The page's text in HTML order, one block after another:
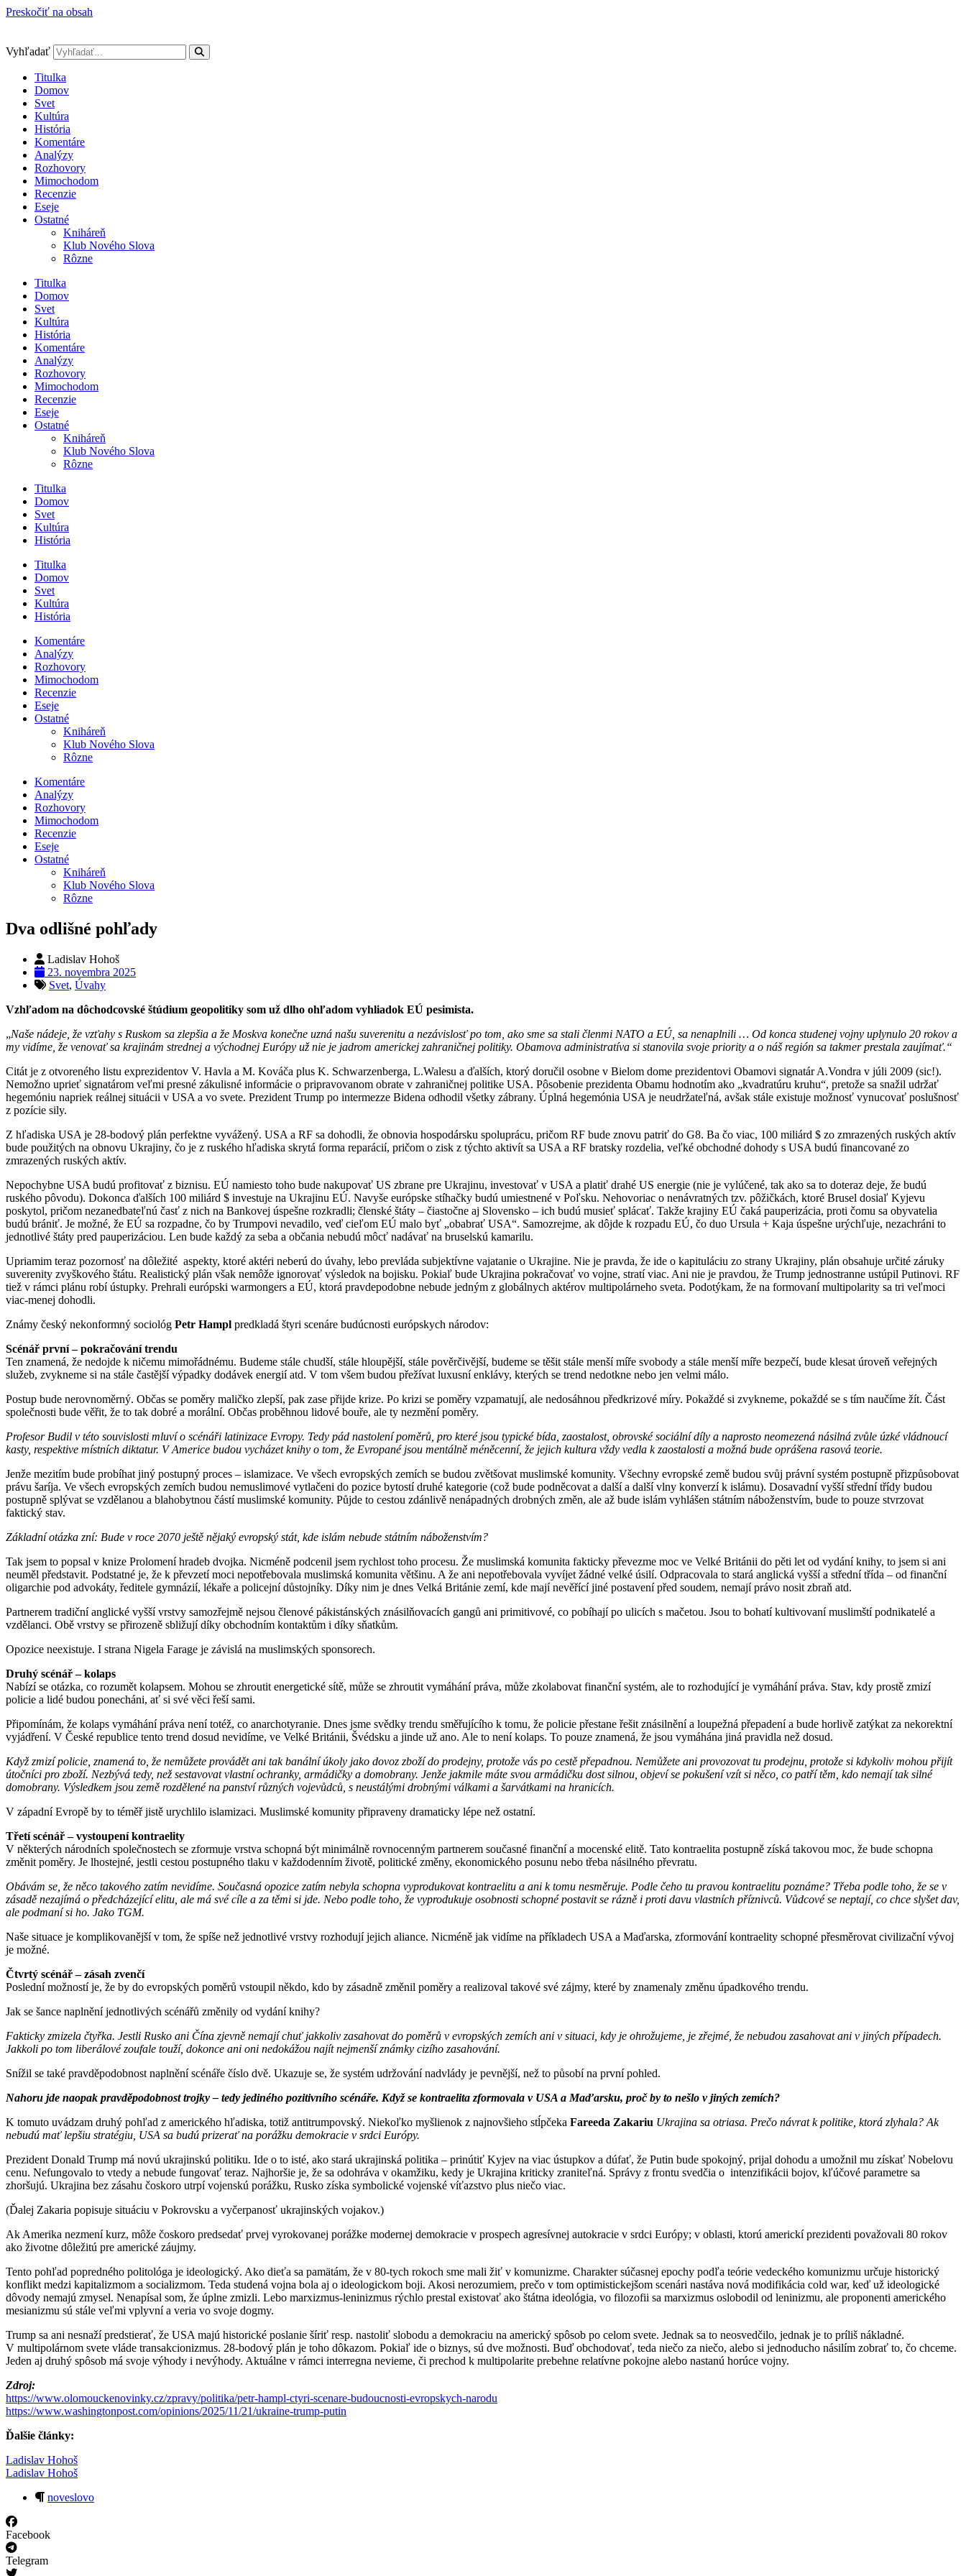
Preskočiť na obsah
Vyhľadať
Titulka
Domov
Svet
Kultúra
História
Komentáre
Analýzy
Rozhovory
Mimochodom
Recenzie
Eseje
Ostatné
Kniháreň
Klub Nového Slova
Rôzne
Titulka
Domov
Svet
Kultúra
História
Komentáre
Analýzy
Rozhovory
Mimochodom
Recenzie
Eseje
Ostatné
Kniháreň
Klub Nového Slova
Rôzne
Titulka
Domov
Svet
Kultúra
História
Titulka
Domov
Svet
Kultúra
História
Komentáre
Analýzy
Rozhovory
Mimochodom
Recenzie
Eseje
Ostatné
Kniháreň
Klub Nového Slova
Rôzne
Komentáre
Analýzy
Rozhovory
Mimochodom
Recenzie
Eseje
Ostatné
Kniháreň
Klub Nového Slova
Rôzne
Dva odlišné pohľady
Ladislav Hohoš
23. novembra 2025
Svet, Úvahy
Vzhľadom na dôchodcovské štúdium geopolitiky som už dlho ohľadom vyhliadok EÚ pesimista.
„Naše nádeje, že vzťahy s Ruskom sa zlepšia a že Moskva konečne uzná našu suverenitu a nezávislosť po tom, ako sme sa stali členmi NATO a EÚ, sa nenaplnili … Od konca studenej vojny uplynulo 20 rokov a
my vidíme, že venovať sa krajinám strednej a východnej Európy už nie je jadrom americkej zahraničnej politiky. Obamova administratíva si stanovila svoje priority a o náš región sa takmer prestala zaujímať.“
Citát je z otvoreného listu exprezidentov V. Havla a M. Kováča plus K. Schwarzenberga, L.Walesu a ďalších, ktorý doručil osobne v Bielom dome prezidentovi Obamovi signatár A.Vondra v júli 2009 (sic!).
Nemožno uprieť signatárom veľmi presné zákulisné informácie o pripravovanom obrate v zahraničnej politike USA. Pôsobenie prezidenta Obamu hodnotím ako „kvadratúru kruhu“, pretože sa snažil udržať
hegemóniu napriek reálnej situácii v USA a vo svete. Prezident Trump po intermezze Bidena odhodil všetky zábrany. Úplná hegemónia USA je neudržateľná, avšak stále existuje možnosť vynucovať poslušnosť
z pozície sily.
Z hľadiska USA je 28-bodový plán perfektne vyvážený. USA a RF sa dohodli, že obnovia hospodársku spoluprácu, pričom RF bude znovu patriť do G8. Ba čo viac, 100 miliárd $ zo zmrazených ruských aktív
bude použitých na obnovu Ukrajiny, čo je z ruského hľadiska skrytá forma reparácií, pričom o zisk z týchto aktivít sa USA a RF bratsky rozdelia, veľké obchodné dohody s USA budú financované zo
zmrazených ruských aktív.
Nepochybne USA budú profitovať z biznisu. EÚ namiesto toho bude nakupovať US zbrane pre Ukrajinu, investovať v USA a platiť drahé US energie (nie je vylúčené, tak ako sa to doteraz deje, že budú
ruského pôvodu). Dokonca ďalších 100 miliárd $ investuje na Ukrajinu EÚ. Navyše európske stíhačky budú umiestnené v Poľsku. Nehovoriac o nenávratných tzv. pôžičkách, ktoré Brusel dosiaľ Kyjevu
poskytol, pričom nezanedbateľnú časť z nich na Bankovej úspešne rozkradli; členské štáty – čiastočne aj Slovensko – ich budú musieť splácať. Takže krajiny EÚ čaká pauperizácia, proti čomu sa obyvatelia
budú brániť. Je možné, že EÚ sa rozpadne, čo by Trumpovi nevadilo, veď cieľom EÚ malo byť „obabrať USA“. Samozrejme, ak dôjde k rozpadu EÚ, čo duo Ursula + Kaja úspešne urýchľuje, nezachráni to
jednotlivé štáty pred pauperizáciou. Len bude každý za seba a občania nebudú môcť nadávať na bruselskú kamarilu.
Upriamim teraz pozornosť na dôležité aspekty, ktoré aktéri neberú do úvahy, lebo prevláda subjektívne vajatanie o Ukrajine. Nie je pravda, že ide o kapituláciu zo strany Ukrajiny, plán obsahuje určité záruky
suverenity zvyškového štátu. Realistický plán však nemôže ignorovať výsledok na bojisku. Pokiaľ bude Ukrajina pokračovať vo vojne, stratí viac. Ani nie je pravdou, že Trump jednostranne ustúpil Putinovi. RF
tiež v rámci plánu robí ústupky. Prehrali európski warmongers a EÚ, ktorá pravdepodobne nebude jedným z globálnych aktérov multipolárneho sveta. Podotýkam, že na formovaní multipolarity sa tri veľmoci
viac-menej dohodli.
Známy český nekonformný sociológ Petr Hampl predkladá štyri scenáre budúcnosti európskych národov:
Scénář první – pokračování trendu
Ten znamená, že nedojde k ničemu mimořádnému. Budeme stále chudší, stále hloupější, stále pověrčivější, budeme se těšit stále menší míře svobody a stále menší míře bezpečí, bude klesat úroveň veřejných
služeb, zvykneme si na stále častější výpadky dodávek energií atd. V tom všem budou přežívat luxusní enklávy, kterých se trend nedotkne nebo jen velmi málo.
Postup bude nerovnoměrný. Občas se poměry maličko zlepší, pak zase přijde krize. Po krizi se poměry vzpamatují, ale nedosáhnou předkrizové míry. Pokaždé si zvykneme, pokaždé se s tím naučíme žít. Část
společnosti bude věřit, že to tak dobré a morální. Občas proběhnou lidové bouře, ale ty nezmění poměry.
Profesor Budil v této souvislosti mluví o scénáři latinizace Evropy. Tedy pád nastolení poměrů, pro které jsou typické bída, zaostalost, obrovské sociální díly a naprosto neomezená násilná zvůle úzké vládnoucí
kasty, respektive místních diktatur. V Americe budou vycházet knihy o tom, že Evropané jsou mentálně méněcenní, že jejich kultura vždy vedla k zaostalosti a možná bude oprášena rasová teorie.
Jenže mezitím bude probíhat jiný postupný proces – islamizace. Ve všech evropských zemích se budou zvětšovat muslimské komunity. Všechny evropské země budou svůj právní systém postupně přizpůsobovat
právu šaríja. Ve všech evropských zemích budou nemuslimové vytlačeni do pozice bytostí druhé kategorie (což bude podněcovat a další a další vlny konverzí k islámu). Dosavadní vyšší střední třídy budou
postupně splývat se vzdělanou a blahobytnou částí muslimské komunity. Půjde to cestou zdánlivě nenápadných drobných změn, ale až bude islám vyhlášen státním náboženstvím, bude to pouze stvrzovat
faktický stav.
Základní otázka zní: Bude v roce 2070 ještě nějaký evropský stát, kde islám nebude státním náboženstvím?
Tak jsem to popsal v knize Prolomení hradeb dvojka. Nicméně podcenil jsem rychlost toho procesu. Že muslimská komunita fakticky převezme moc ve Velké Británii do pěti let od vydání knihy, to jsem si ani
neuměl představit. Podstatné je, že k převzetí moci nepotřebovala muslimská komunita většinu. A že ani nepotřebovala vyvíjet žádné velké úsilí. Odpracovala to stará anglická vyšší a střední třída – od finanční
oligarchie pod advokáty, ředitele gymnázií, lékaře a policejní důstojníky. Díky nim je dnes Velká Británie zemí, kde mají nevěřící jiné postavení před soudem, nemají právo nosit zbraň atd.
Partnerem tradiční anglické vyšší vrstvy samozřejmě nejsou členové pákistánských znásilňovacích gangů ani primitivové, co pobíhají po ulicích s mačetou. Jsou to bohatí kultivovaní muslimští podnikatelé a
vzdělanci. Obě vrstvy se přirozeně sbližují díky obchodním kontaktům i díky sňatkům.
Opozice neexistuje. I strana Nigela Farage je závislá na muslimských sponsorech.
Druhý scénář – kolaps
Nabízí se otázka, co rozumět kolapsem. Mohou se zhroutit energetické sítě, může se zhroutit vymáhání práva, může zkolabovat finanční systém, ale to rozhodující je vymáhání práva. Stav, kdy prostě zmizí
policie a lidé budou ponecháni, ať si své věci řeší sami.
Připomínám, že kolaps vymáhání práva není totéž, co anarchotyranie. Dnes jsme svědky trendu směřujícího k tomu, že policie přestane řešit znásilnění a loupežná přepadení a bude horlivě zatýkat za nekorektní
vyjádření. V České republice tento trend dosud nevidíme, ve Velké Británii, Švédsku a jinde už ano. Ale to není kolaps. To pouze znamená, že jsou vymáhána jiná pravidla než dosud.
Když zmizí policie, znamená to, že nemůžete provádět ani tak banální úkoly jako dovoz zboží do prodejny, protože vás po cestě přepadnou. Nemůžete ani provozovat tu prodejnu, protože si kdykoliv mohou přijít
útočníci pro zboží. Nezbývá tedy, než sestavovat vlastní ochranky, armádičky a domobrany. Jenže jakmile máte svou armádičku dost silnou, objeví se pokušení vzít si něco, co patří těm, kdo nemají tak silné
domobrany. Výsledkem jsou země rozdělené na panství různých vojevůdců, s neustálými drobnými válkami a šarvátkami na hranicích.
V západní Evropě by to téměř jistě urychlilo islamizaci. Muslimské komunity připraveny dramaticky lépe než ostatní.
Třetí scénář – vystoupení kontraelity
V některých národních společnostech se zformuje vrstva schopná být minimálně rovnocenným partnerem současné finanční a mocenské elitě. Tato kontraelita postupně získá takovou moc, že bude schopna
změnit poměry. Je lhostejné, jestli cestou postupného tlaku v každodenním životě, politické změny, ekonomického posunu nebo třeba násilného převratu.
Obávám se, že něco takového zatím nevidíme. Současná opozice zatím nebyla schopna vyprodukovat kontraelitu a ani k tomu nesměruje. Podle čeho tu pravou kontraelitu poznáme? Třeba podle toho, že se v
zásadě nezajímá o předcházející elitu, ale má své cíle a za těmi si jde. Nebo podle toho, že vyprodukuje osobnosti schopné postavit se rázně i proti davu vlastních příznivců. Vůdcové se neptají, co chce slyšet dav,
ale podmaní si ho. Jako TGM.
Naše situace je komplikovanější v tom, že spíše než jednotlivé vrstvy rozhodují jejich aliance. Nicméně jak vidíme na příkladech USA a Maďarska, zformování kontraelity schopné přesměrovat civilizační vývoj
je možné.
Čtvrtý scénář – zásah zvenčí
Poslední možností je, že by do evropských poměrů vstoupil někdo, kdo by zásadně změnil poměry a realizoval takové své zájmy, které by znamenaly změnu úpadkového trendu.
Jak se šance naplnění jednotlivých scénářů změnily od vydání knihy?
Fakticky zmizela čtyřka. Jestli Rusko ani Čína zjevně nemají chuť jakkoliv zasahovat do poměrů v evropských zemích ani v situaci, kdy je ohrožujeme, je zřejmé, že nebudou zasahovat ani v jiných případech.
Jakkoli po tom liberálové zoufale touží, dokonce ani oni nedokážou najít nejmenší známky cizího zasahování.
Snížil se také pravděpodobnost naplnění scénáře číslo dvě. Ukazuje se, že systém udržování nadvlády je pevnější, než to působí na první pohled.
Nahoru jde naopak pravděpodobnost trojky – tedy jediného pozitivního scénáře. Když se kontraelita zformovala v USA a Maďarsku, proč by to nešlo v jiných zemích?
K tomuto uvádzam druhý pohľad z amerického hľadiska, totiž antitrumpovský. Niekoľko myšlienok z najnovšieho stĺpčeka Fareeda Zakariu Ukrajina sa otriasa. Prečo návrat k politike, ktorá zlyhala? Ak
nebudú mať lepšiu stratégiu, USA sa budú prizerať na porážku demokracie v srdci Európy.
Prezident Donald Trump má novú ukrajinskú politiku. Ide o to isté, ako stará ukrajinská politika – prinútiť Kyjev na viac ústupkov a dúfať, že Putin bude spokojný, prijal dohodu a umožnil mu získať Nobelovu
cenu. Nefungovalo to vtedy a nebude fungovať teraz. Najhoršie je, že sa odohráva v okamžiku, kedy je Ukrajina kriticky zraniteľná. Správy z frontu svedčia o intenzifikácii bojov, kľúčové parametre sa
zhoršujú. Ukrajina bez zásahu čoskoro utrpí vojenskú porážku, Rusko získa symbolické vojenské víťazstvo plus niečo viac.
(Ďalej Zakaria popisuje situáciu v Pokrovsku a vyčerpanosť ukrajinských vojakov.)
Ak Amerika nezmení kurz, môže čoskoro predsedať prvej vyrokovanej porážke modernej demokracie v prospech agresívnej autokracie v srdci Európy; v oblasti, ktorú americkí prezidenti považovali 80 rokov
ako životne dôležitú pre americké záujmy.
Tento pohľad popredného politológa je ideologický. Ako dieťa sa pamätám, že v 80-tych rokoch sme mali žiť v komunizme. Charakter súčasnej epochy podľa teórie vedeckého komunizmu určuje historický
konflikt medzi kapitalizmom a socializmom. Teda studená vojna bola aj o ideologickom boji. Akosi nerozumiem, prečo v tom optimistickejšom scenári nastáva nová modifikácia cold war, keď už ideologické
dôvody nemajú zmysel. Nenapísal som, že úplne zmizli. Lebo marxizmus-leninizmus rýchlo prestal existovať ako štátna ideológia, vo filozofii sa marxizmus oslobodil od leninizmu, ale proponenti amerického
mesianizmu sú stále veľmi vplyvní a veria vo svoje dogmy.
Trump sa ani nesnaží predstierať, že USA majú historické poslanie šíriť resp. nastoliť slobodu a demokraciu na americký spôsob po celom svete. Jednak sa to neosvedčilo, jednak je to príliš nákladné.
V multipolárnom svete vláde transakcionizmus. 28-bodový plán je toho dôkazom. Pokiaľ ide o biznys, sú dve možnosti. Buď obchodovať, teda niečo za niečo, alebo si jednoducho násilím zobrať to, čo chceme.
Jeden aj druhý spôsob má svoje výhody i nevýhody. Aktuálne v rámci interregna nevieme, či prechod k multipolarite prebehne relatívne pokojne alebo nastanú horúce vojny.
Zdroj:
https://www.olomouckenovinky.cz/zpravy/politika/petr-hampl-ctyri-scenare-budoucnosti-evropskych-narodu
https://www.washingtonpost.com/opinions/2025/11/21/ukraine-trump-putin
Ďalšie články:
Ladislav Hohoš
Ladislav Hohoš
noveslovo
Facebook
Telegram